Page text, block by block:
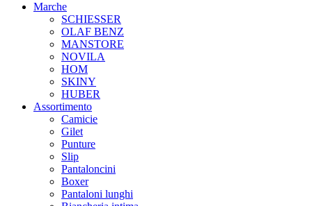
Marche
SCHIESSER
OLAF BENZ
MANSTORE
NOVILA
HOM
SKINY
HUBER
Assortimento
Camicie
Gilet
Punture
Slip
Pantaloncini
Boxer
Pantaloni lunghi